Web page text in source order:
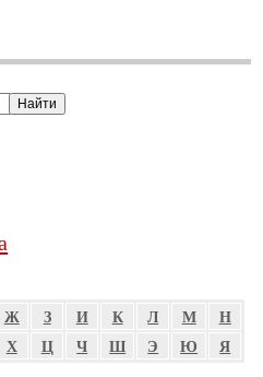
Ж З И К Л М
Н
Х Ц Ч Ш Э Ю
Я